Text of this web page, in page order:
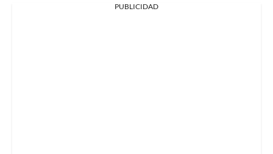
PUBLICIDAD